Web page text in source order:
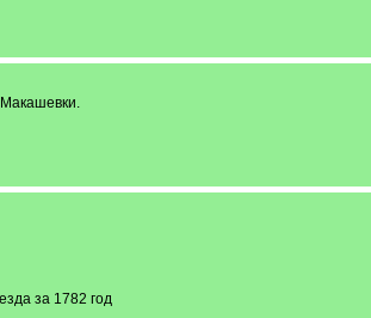
за 1782 год